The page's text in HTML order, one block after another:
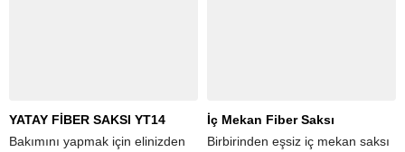
YATAY FİBER SAKSI YT14
Bakımını yapmak için elinizden
İç Mekan Fiber Saksı
Birbirinden eşsiz iç mekan saksı